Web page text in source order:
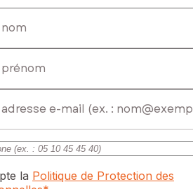
la Politique de Protection des